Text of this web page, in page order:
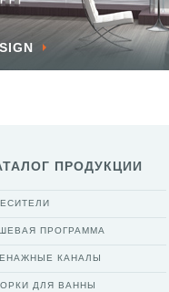
ПРОДУКЦИИ
ПРОГРАММА
КАНАЛЫ
ДЛЯ ВАННЫ